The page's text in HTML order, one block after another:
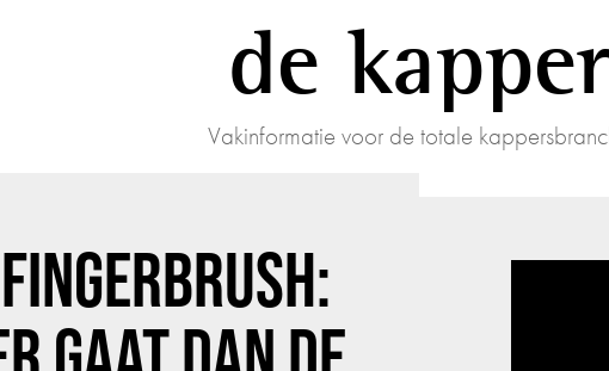
de kapper
Vakinformatie voor de totale